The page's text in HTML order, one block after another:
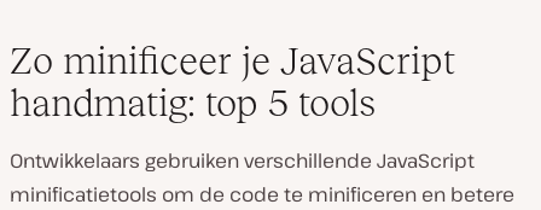
Zo minificeer je JavaScript
handmatig: top 5 tools
Ontwikkelaars gebruiken verschillende JavaScript
minificatietools om de code te minificeren en betere